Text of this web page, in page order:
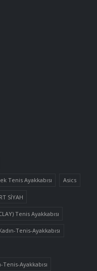
Tenis Ayakkabısı Asics
SİYAH
Tenis Ayakkabısı
Tenis-Ayakkabısı
Ayakkabısı